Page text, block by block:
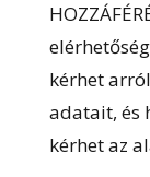
kérhet
adatait, és
kérhet az